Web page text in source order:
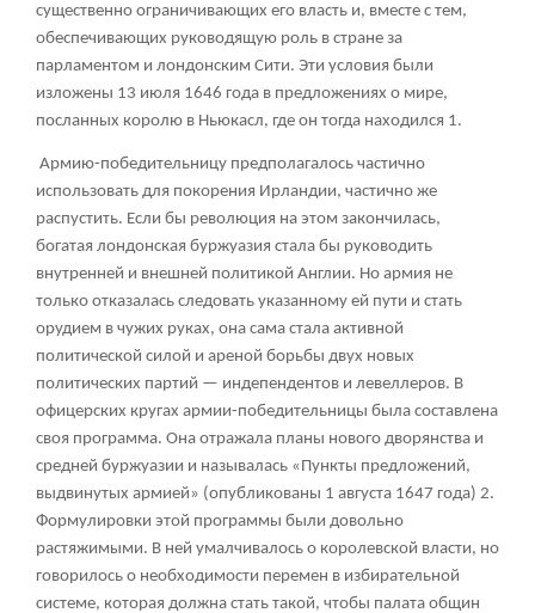
существенно ограничивающих его власть и, вместе с тем,
обеспечивающих руководящую роль в стране за
парламентом и лондонским Сити. Эти условия были
изложены 13 июля 1646 года в предложениях о мире,
посланных королю в Ньюкасл, где он тогда находился 1.
Армию-победительницу предполагалось частично
использовать для покорения Ирландии, частично же
распустить. Если бы революция на этом закончилась,
богатая лондонская буржуазия стала бы руководить
внутренней и внешней политикой Англии. Но армия не
только отказалась следовать указанному ей пути и стать
орудием в чужих руках, она сама стала активной
политической силой и ареной борьбы двух новых
политических партий — индепендентов и левеллеров. В
офицерских кругах армии-победительницы была составлена
своя программа. Она отражала планы нового дворянства и
средней буржуазии и называлась «Пункты предложений,
выдвинутых армией» (опубликованы 1 августа 1647 года) 2.
Формулировки этой программы были довольно
растяжимыми. В ней умалчивалось о королевской власти, но
говорилось о необходимости перемен в избирательной
системе, которая должна стать такой, чтобы палата общин